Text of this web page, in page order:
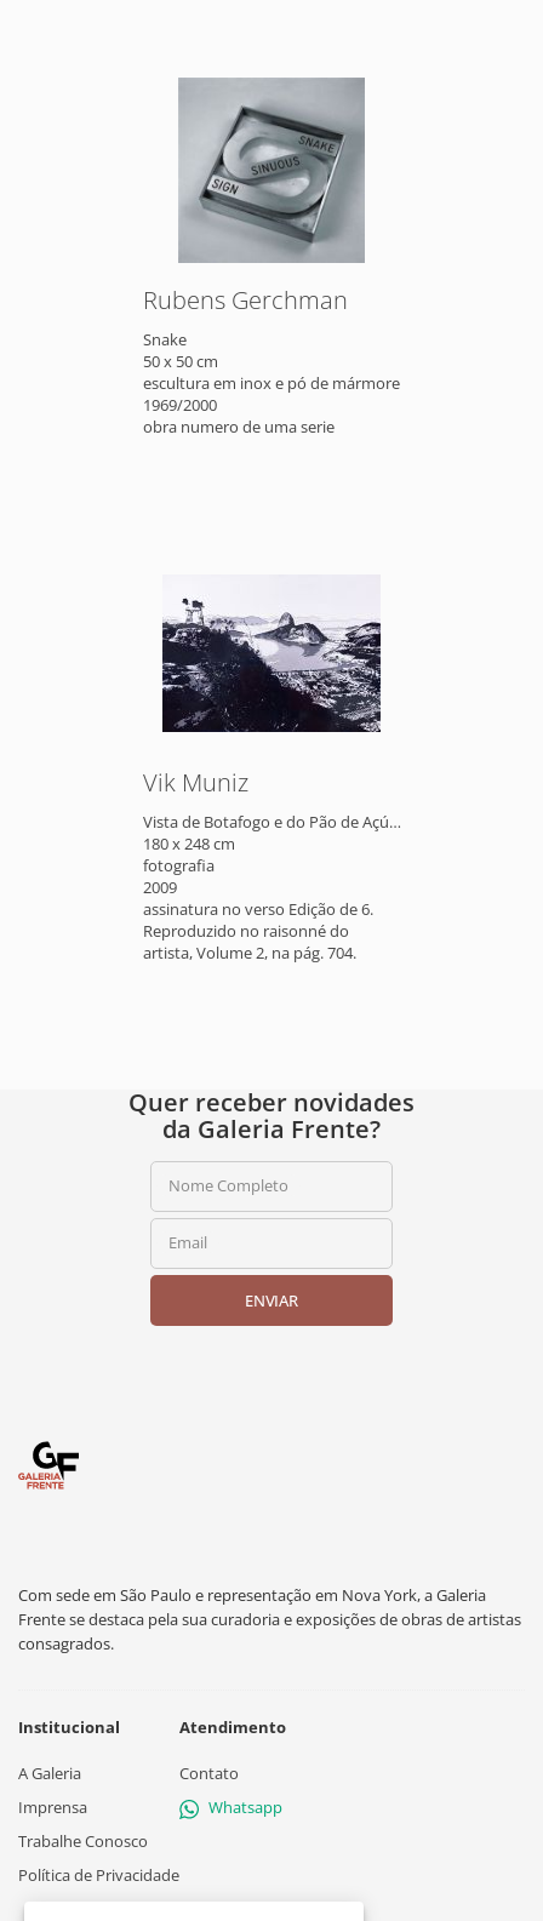
Rubens Gerchman
Snake
50 x 50 cm
escultura em inox e pó de mármore
1969/2000
obra numero de uma serie
Vik Muniz
Vista de Botafogo e do Pão de Açúcar, a partir de Malta
180 x 248 cm
fotografia
2009
assinatura no verso Edição de 6.
Reproduzido no raisonné do
artista, Volume 2, na pág. 704.
Quer receber novidades
da Galeria Frente?
Nome Completo
Email
ENVIAR
Com sede em São Paulo e representação em Nova York, a Galeria
Frente se destaca pela sua curadoria e exposições de obras de artistas
consagrados.
Institucional
A Galeria
Imprensa
Trabalhe Conosco
Política de Privacidade
Atendimento
Contato
Whatsapp